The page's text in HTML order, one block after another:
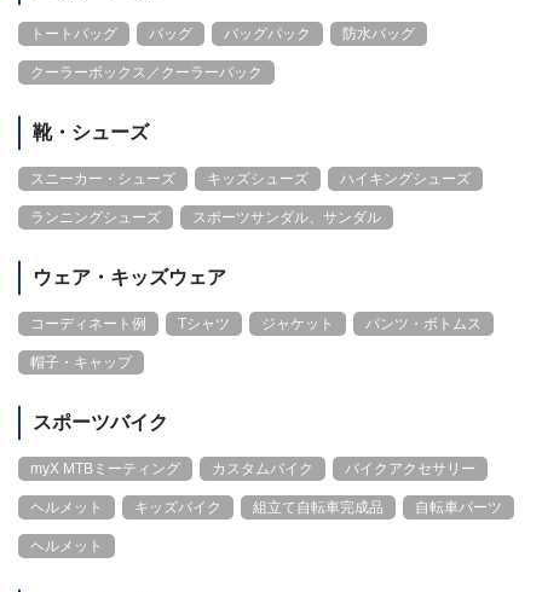
トートバッグ バッグ バッグパック 防水バッグ
クーラーボックス／クーラーバック
靴・シューズ
スニーカー・シューズ キッズシューズ ハイキングシューズ
ランニングシューズ スポーツサンダル、サンダル
ウェア・キッズウェア
コーディネート例 Tシャツ ジャケット パンツ・ボトムス
帽子・キャップ
スポーツバイク
myX MTBミーティング カスタムバイク バイクアクセサリー
ヘルメット キッズバイク 組立て自転車完成品 自転車パーツ
ヘルメット